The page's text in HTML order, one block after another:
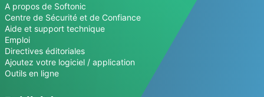
A propos de Softonic
Centre de Sécurité et de Confiance
Aide et support technique
Emploi
Directives éditoriales
Ajoutez votre logiciel / application
Outils en ligne